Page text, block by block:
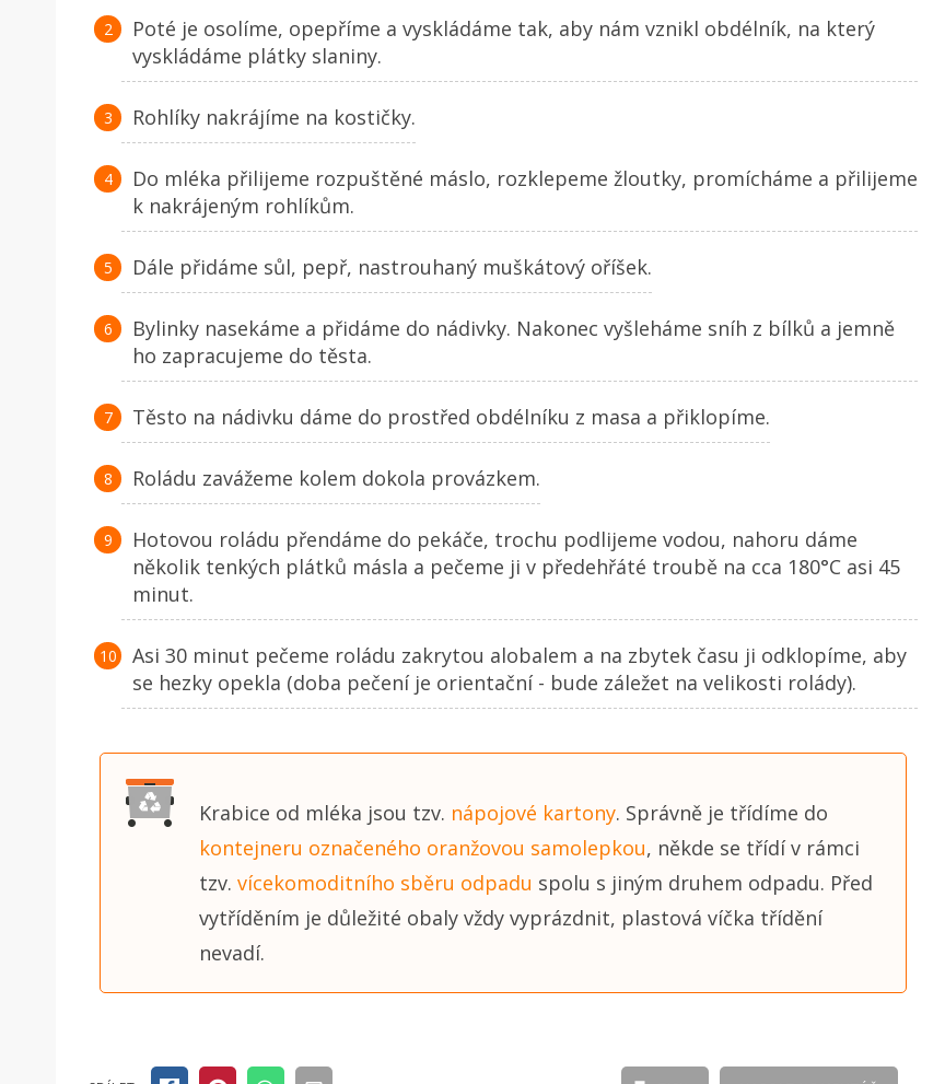
Poté je osolíme, opepříme a vyskládáme tak, aby nám vznikl obdélník, na který
vyskládáme plátky slaniny.
Rohlíky nakrájíme na kostičky.
Do mléka přilijeme rozpuštěné máslo, rozklepeme žloutky, promícháme a přilijeme
k nakrájeným rohlíkům.
Dále přidáme sůl, pepř, nastrouhaný muškátový oříšek.
Bylinky nasekáme a přidáme do nádivky. Nakonec vyšleháme sníh z bílků a jemně
ho zapracujeme do těsta.
Těsto na nádivku dáme do prostřed obdélníku z masa a přiklopíme.
Roládu zavážeme kolem dokola provázkem.
Hotovou roládu přendáme do pekáče, trochu podlijeme vodou, nahoru dáme
několik tenkých plátků másla a pečeme ji v předehřáté troubě na cca 180°C asi 45
minut.
Asi 30 minut pečeme roládu zakrytou alobalem a na zbytek času ji odklopíme, aby
se hezky opekla (doba pečení je orientační - bude záležet na velikosti rolády).
Krabice od mléka jsou tzv. nápojové kartony. Správně je třídíme do
kontejneru označeného oranžovou samolepkou, někde se třídí v rámci
tzv. vícekomoditního sběru odpadu spolu s jiným druhem odpadu. Před
vytříděním je důležité obaly vždy vyprázdnit, plastová víčka třídění
nevadí.